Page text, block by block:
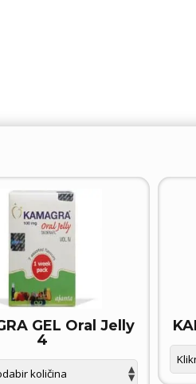
GEL Oral Jelly
4